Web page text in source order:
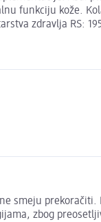
funkciju kože.
zdravlja RS:
smeju prekoračiti.
zbog